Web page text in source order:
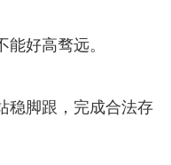
好高骛远。
脚跟，完成合法存